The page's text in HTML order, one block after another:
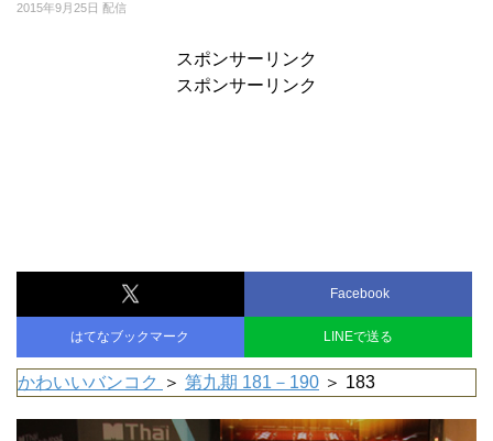
2015年9月25日 配信
スポンサーリンク
スポンサーリンク
Facebook
はてなブックマーク LINEで送る
かわいいバンコク ＞ 第九期 181－190 ＞ 183